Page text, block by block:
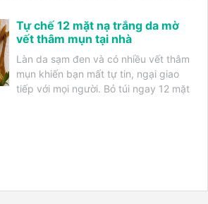
Tự chế 12 mặt nạ trắng da mờ
vết thâm mụn tại nhà
Làn da sạm đen và có nhiều vết thâm
mụn khiến bạn mất tự tin, ngại giao
tiếp với mọi người. Bỏ túi ngay 12 mặt